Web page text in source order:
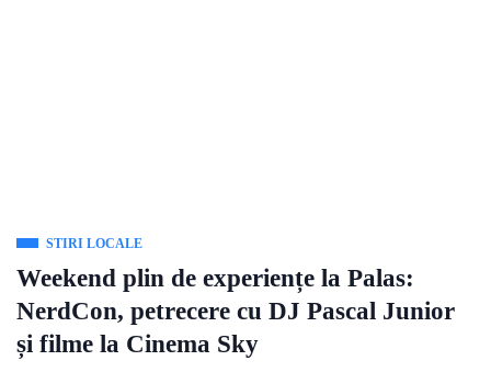
STIRI LOCALE
Weekend plin de experiențe la Palas:
NerdCon, petrecere cu DJ Pascal Junior
și filme la Cinema Sky